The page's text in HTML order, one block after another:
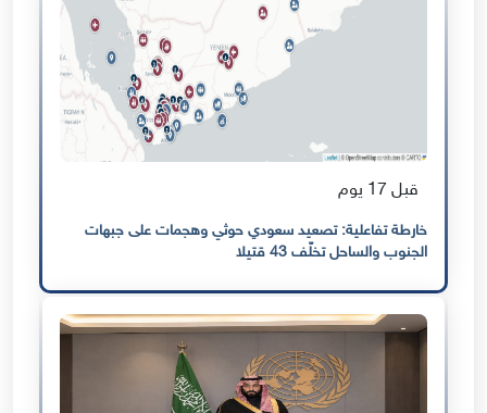
قبل 17 يوم
خارطة تفاعلية: تصعيد سعودي حوثي وهجمات على جبهات
الجنوب والساحل تخلّف 43 قتيلا